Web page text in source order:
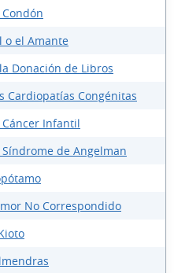
o el Amante
Donación de Libros
Cardiopatías Congénitas
Infantil
de Angelman
No Correspondido